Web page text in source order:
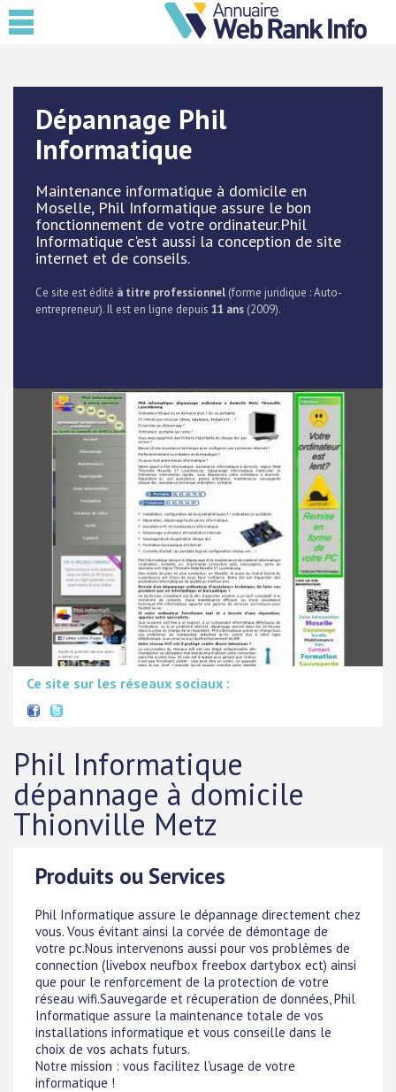
Dépannage Phil
Informatique
Maintenance informatique à domicile en
Moselle, Phil Informatique assure le bon
fonctionnement de votre ordinateur.Phil
Informatique c'est aussi la conception de site
internet et de conseils.
Ce site est édité à titre professionnel (forme juridique : Auto-
entrepreneur). Il est en ligne depuis 11 ans (2009).
Ce site sur les réseaux sociaux :
Phil Informatique
dépannage à domicile
Thionville Metz
Produits ou Services
Phil Informatique assure le dépannage directement chez
vous. Vous évitant ainsi la corvée de démontage de
votre pc.Nous intervenons aussi pour vos problèmes de
connection (livebox neufbox freebox dartybox ect) ainsi
que pour le renforcement de la protection de votre
réseau wifi.Sauvegarde et récuperation de données, Phil
Informatique assure la maintenance totale de vos
installations informatique et vous conseille dans le
choix de vos achats futurs.
Notre mission : vous facilitez l'usage de votre
informatique !